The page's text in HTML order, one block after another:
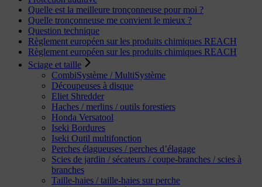
Quelle est la meilleure tronçonneuse pour moi ?
Quelle tronçonneuse me convient le mieux ?
Question technique
Règlement européen sur les produits chimiques REACH
Règlement européen sur les produits chimiques REACH
Sciage et taille
CombiSystème / MultiSystème
Découpeuses à disque
Eliet Shredder
Haches / merlins / outils forestiers
Honda Versatool
Iseki Bordures
Iseki Outil multifonction
Perches élagueuses / perches d’élagage
Scies de jardin / sécateurs / coupe-branches / scies à
branches
Taille-haies / taille-haies sur perche